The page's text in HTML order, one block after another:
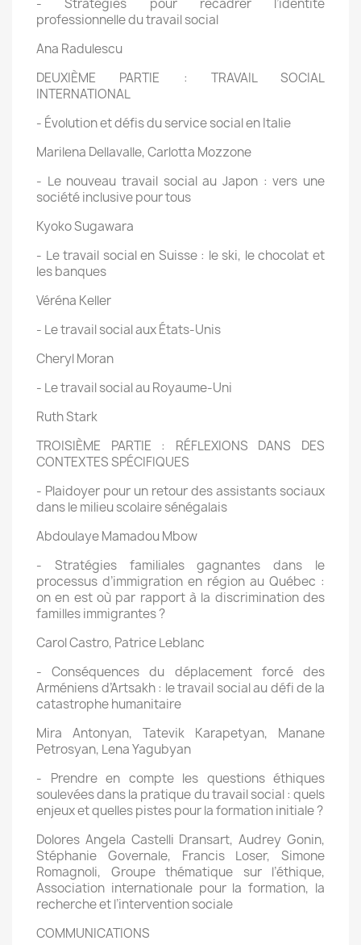
- Stratégies pour recadrer l’identité
professionnelle du travail social
Ana Radulescu
DEUXIÈME PARTIE : TRAVAIL SOCIAL
INTERNATIONAL
- Évolution et défis du service social en Italie
Marilena Dellavalle, Carlotta Mozzone
- Le nouveau travail social au Japon : vers une
société inclusive pour tous
Kyoko Sugawara
- Le travail social en Suisse : le ski, le chocolat et
les banques
Véréna Keller
- Le travail social aux États-Unis
Cheryl Moran
- Le travail social au Royaume-Uni
Ruth Stark
TROISIÈME PARTIE : RÉFLEXIONS DANS DES
CONTEXTES SPÉCIFIQUES
- Plaidoyer pour un retour des assistants sociaux
dans le milieu scolaire sénégalais
Abdoulaye Mamadou Mbow
- Stratégies familiales gagnantes dans le
processus d’immigration en région au Québec :
on en est où par rapport à la discrimination des
familles immigrantes ?
Carol Castro, Patrice Leblanc
- Conséquences du déplacement forcé des
Arméniens d’Artsakh : le travail social au défi de la
catastrophe humanitaire
Mira Antonyan, Tatevik Karapetyan, Manane
Petrosyan, Lena Yagubyan
- Prendre en compte les questions éthiques
soulevées dans la pratique du travail social : quels
enjeux et quelles pistes pour la formation initiale ?
Dolores Angela Castelli Dransart, Audrey Gonin,
Stéphanie Governale, Francis Loser, Simone
Romagnoli, Groupe thématique sur l’éthique,
Association internationale pour la formation, la
recherche et l’intervention sociale
COMMUNICATIONS